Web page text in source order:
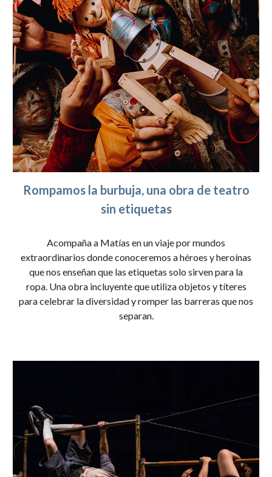
Rompamos la burbuja, una obra de teatro
sin etiquetas
Acompaña a Matías en un viaje por mundos
extraordinarios donde conoceremos a héroes y heroínas
que nos enseñan que las etiquetas solo sirven para la
ropa. Una obra incluyente que utiliza objetos y títeres
para celebrar la diversidad y romper las barreras que nos
separan.